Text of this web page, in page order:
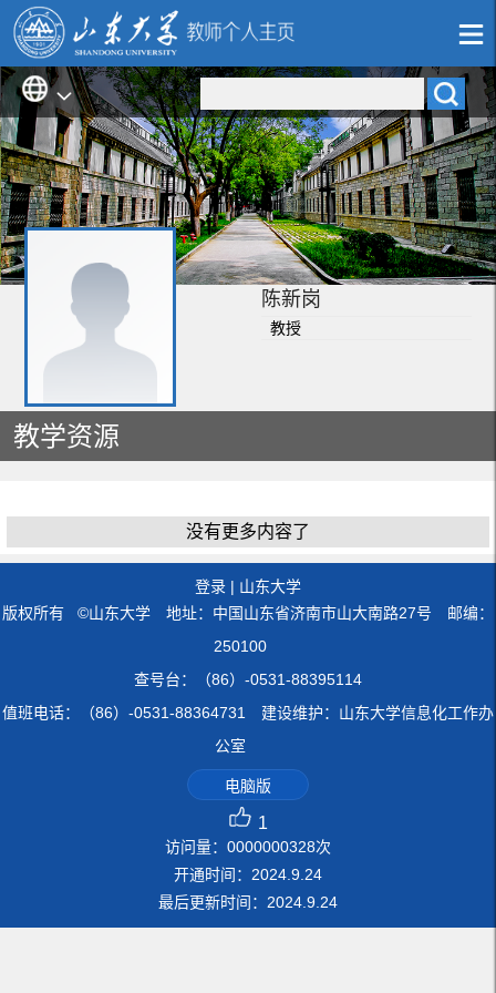
陈新岗
教授
教学资源
没有更多内容了
登录 | 山东大学
版权所有 ©山东大学 地址：中国山东省济南市山大南路27号 邮编：
250100
查号台：（86）-0531-88395114
值班电话：（86）-0531-88364731 建设维护：山东大学信息化工作办
公室
电脑版
1
访问量： 0000000328次
开通时间： 2024.9.24
最后更新时间： 2024.9.24